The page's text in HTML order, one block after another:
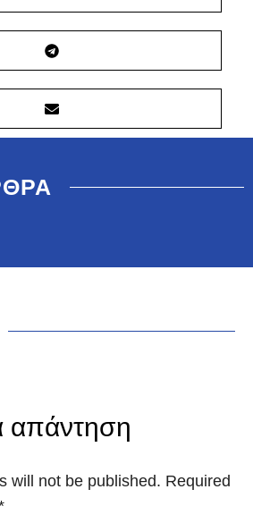
απάντηση
will not be published. Required